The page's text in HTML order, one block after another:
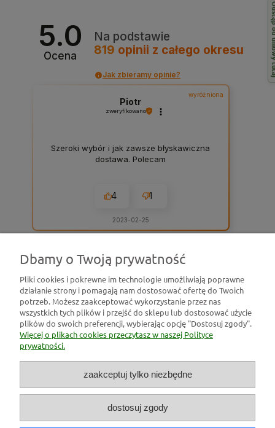
5.0
Ocena
Na podstawie
819 opinii z całego okresu
Jak zbieramy opinie?
wyróżniona
Piotr
zweryfikowano
Szeroki wybór i jak zawsze błyskawiczna
dostawa. Polecam
4 1
2023-02-25
zebranych i zweryfikowanych przez
Pomoc
Moje konto
Informacje
O nas
Dbamy o Twoją prywatność
Pliki cookies i pokrewne im technologie umożliwiają poprawne
działanie strony i pomagają nam dostosować ofertę do Twoich
potrzeb. Możesz zaakceptować wykorzystanie przez nas
wszystkich tych plików i przejść do sklepu lub dostosować użycie
plików do swoich preferencji, wybierając opcję "Dostosuj zgody".
Więcej o plikach cookies przeczytasz w naszej Polityce
prywatności.
zaakceptuj tylko niezbędne
dostosuj zgody